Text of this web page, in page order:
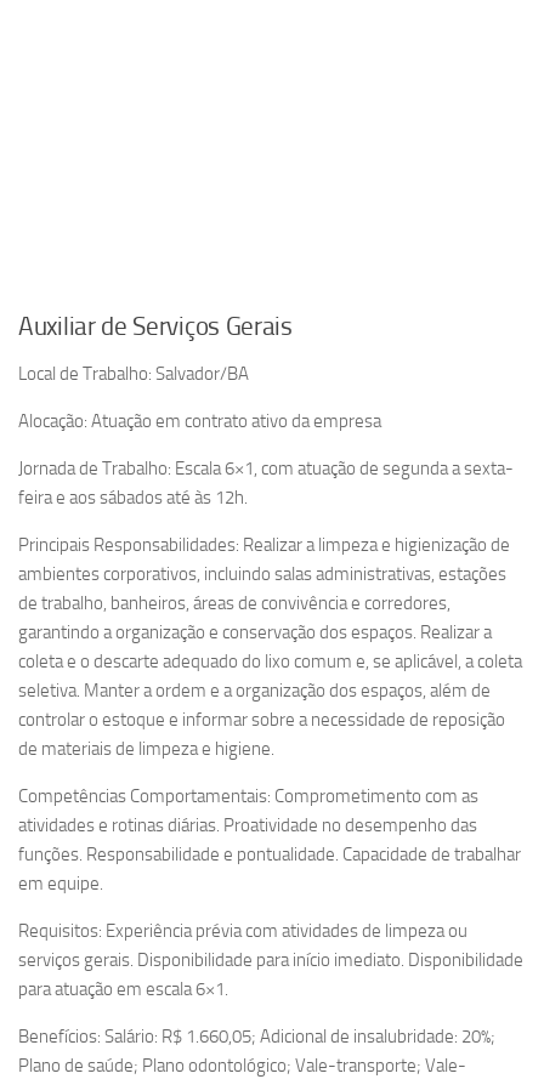
Auxiliar de Serviços Gerais
Local de Trabalho: Salvador/BA
Alocação: Atuação em contrato ativo da empresa
Jornada de Trabalho: Escala 6×1, com atuação de segunda a sexta-
feira e aos sábados até às 12h.
Principais Responsabilidades: Realizar a limpeza e higienização de
ambientes corporativos, incluindo salas administrativas, estações
de trabalho, banheiros, áreas de convivência e corredores,
garantindo a organização e conservação dos espaços. Realizar a
coleta e o descarte adequado do lixo comum e, se aplicável, a coleta
seletiva. Manter a ordem e a organização dos espaços, além de
controlar o estoque e informar sobre a necessidade de reposição
de materiais de limpeza e higiene.
Competências Comportamentais: Comprometimento com as
atividades e rotinas diárias. Proatividade no desempenho das
funções. Responsabilidade e pontualidade. Capacidade de trabalhar
em equipe.
Requisitos: Experiência prévia com atividades de limpeza ou
serviços gerais. Disponibilidade para início imediato. Disponibilidade
para atuação em escala 6×1.
Benefícios: Salário: R$ 1.660,05; Adicional de insalubridade: 20%;
Plano de saúde; Plano odontológico; Vale-transporte; Vale-